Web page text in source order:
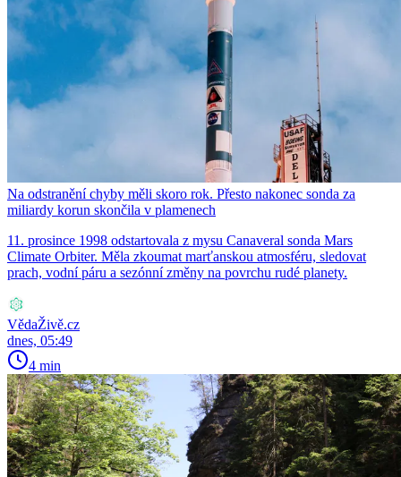
Na odstranění chyby měli skoro rok. Přesto nakonec sonda za
miliardy korun skončila v plamenech
11. prosince 1998 odstartovala z mysu Canaveral sonda Mars
Climate Orbiter. Měla zkoumat marťanskou atmosféru, sledovat
prach, vodní páru a sezónní změny na povrchu rudé planety.
VědaŽivě.cz
dnes, 05:49
4 min